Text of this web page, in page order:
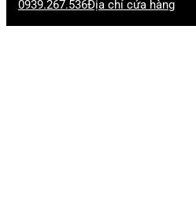
0939.267.536Địa chỉ cửa hàng